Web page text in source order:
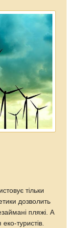
тільки
дозволить
пляжі. А
туристів.